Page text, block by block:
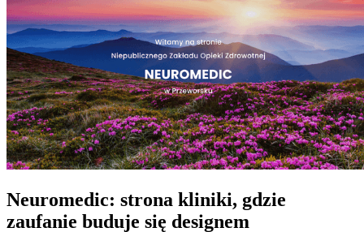
Neuromedic: strona kliniki, gdzie
zaufanie buduje się designem